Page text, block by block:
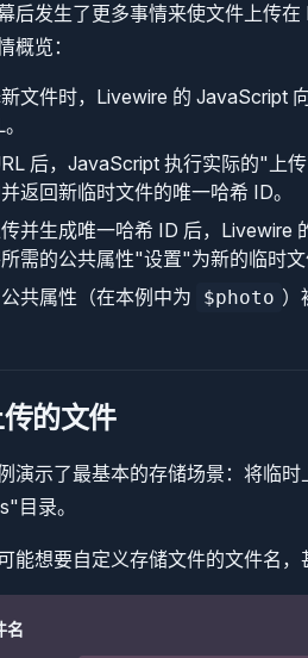
后发生了更多事情来使文件上传
概览：
文件时，Livewire 的 JavaScript
后，JavaScript 执行实际的"上
返回新临时文件的唯一哈希 ID。
并生成唯一哈希 ID 后，Livewire
需的公共属性"设置"为新的临时文
共属性（在本例中为
$photo ）
的文件
演示了最基本的存储场景：将临
目录。
能想要自定义存储文件的文件名
名